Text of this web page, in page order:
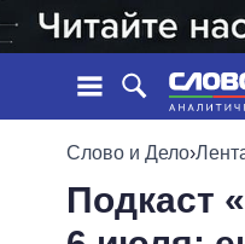
ЛЕНТА
Слово и Дело›
Подкаст